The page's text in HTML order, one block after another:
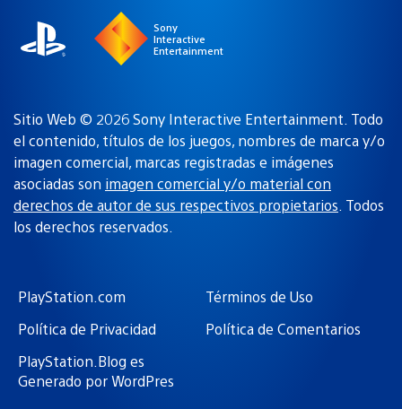
Sony
Interactive
Entertainment
Sitio Web © 2026 Sony Interactive Entertainment. Todo
el contenido, títulos de los juegos, nombres de marca y/o
imagen comercial, marcas registradas e imágenes
asociadas son imagen comercial y/o material con
derechos de autor de sus respectivos propietarios. Todos
los derechos reservados.
PlayStation.com
Términos de Uso
Política de Privacidad
Política de Comentarios
PlayStation.Blog es
Generado por WordPres